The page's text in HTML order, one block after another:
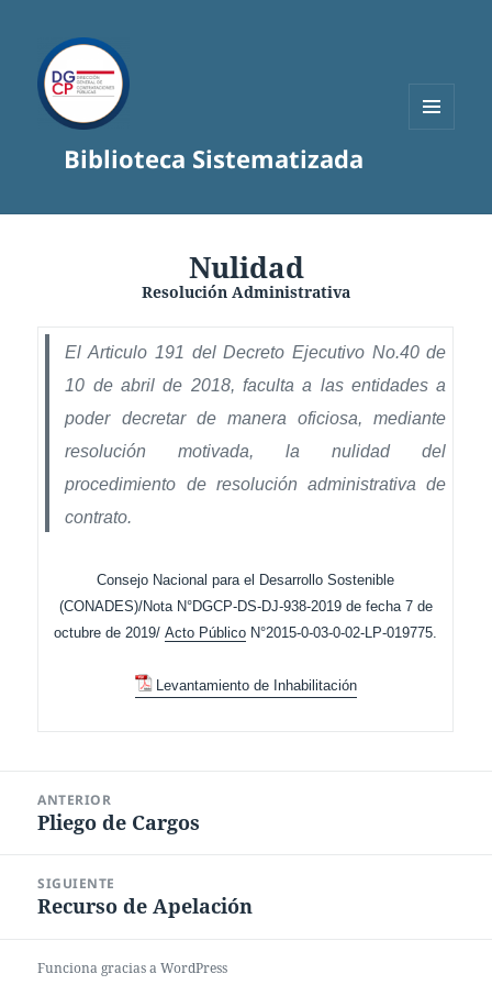
Biblioteca Sistematizada
Nulidad
Resolución Administrativa
El Articulo 191 del Decreto Ejecutivo No.40 de
10 de abril de 2018, faculta a las entidades a
poder decretar de manera oficiosa, mediante
resolución motivada, la nulidad del
procedimiento de resolución administrativa de
contrato.
Consejo Nacional para el Desarrollo Sostenible
(CONADES)/Nota N°DGCP-DS-DJ-938-2019 de fecha 7 de
octubre de 2019/Acto Público N°2015-0-03-0-02-LP-019775.
Levantamiento de Inhabilitación
entradas
ANTERIOR
Entrada
Pliego de Cargos
SIGUIENTE
Entrada
Recurso de Apelación
Funciona gracias a WordPress